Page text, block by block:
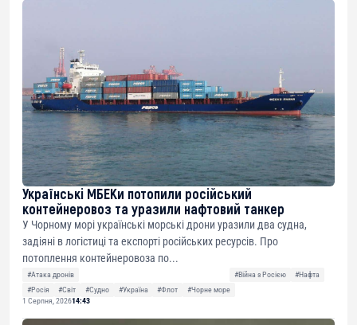
Українські МБЕКи потопили російський
контейнеровоз та уразили нафтовий танкер
У Чорному морі українські морські дрони уразили два судна,
задіяні в логістиці та експорті російських ресурсів. Про
потоплення контейнеровоза по...
#Атака дронів #Війна з Росією
#Нафта
#Росія
#Світ #Судно #Україна #Флот
#Чорне море
1 Серпня, 202614:43